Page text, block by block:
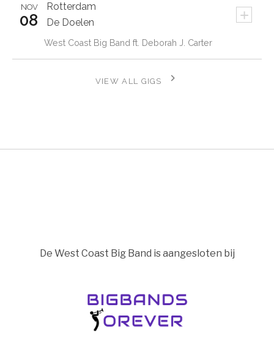
Rotterdam +
NOV
08 De Doelen
West Coast Big Band ft. Deborah J. Carter
VIEW ALL GIGS
De West Coast Big Band is aangesloten bij